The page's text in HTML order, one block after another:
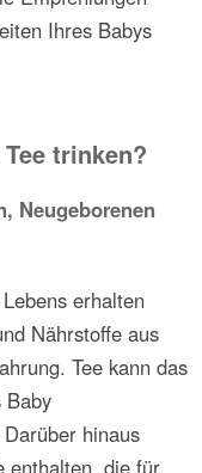
Ihres Babys
trinken?
Neugeborenen
erhalten
Nährstoffe aus
Tee kann das
Baby
hinaus